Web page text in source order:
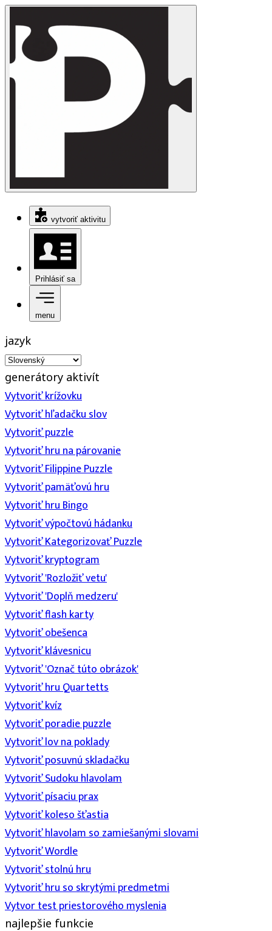
vytvoriť aktivitu
Prihlásiť sa
menu
jazyk
generátory aktivít
Vytvoriť krížovku
Vytvoriť hľadačku slov
Vytvoriť puzzle
Vytvoriť hru na párovanie
Vytvoriť Filippine Puzzle
Vytvoriť pamäťovú hru
Vytvoriť hru Bingo
Vytvoriť výpočtovú hádanku
Vytvoriť Kategorizovať Puzzle
Vytvoriť kryptogram
Vytvoriť 'Rozložiť vetu'
Vytvoriť 'Doplň medzeru'
Vytvoriť flash karty
Vytvoriť obešenca
Vytvoriť klávesnicu
Vytvoriť 'Označ túto obrázok'
Vytvoriť hru Quartetts
Vytvoriť kvíz
Vytvoriť poradie puzzle
Vytvoriť lov na poklady
Vytvoriť posuvnú skladačku
Vytvoriť Sudoku hlavolam
Vytvoriť písaciu prax
Vytvoriť koleso šťastia
Vytvoriť hlavolam so zamiešanými slovami
Vytvoriť Wordle
Vytvoriť stolnú hru
Vytvoriť hru so skrytými predmetmi
Vytvor test priestorového myslenia
najlepšie funkcie